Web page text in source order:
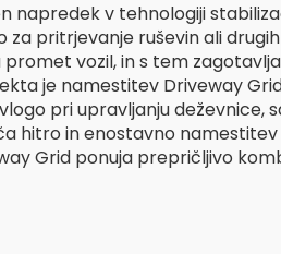
v tehnologiji
pritrjevanje ruševin ali
vozil, in s tem
je namestitev Driveway
pri upravljanju deževnice,
hitro in enostavno
Grid ponuja prepričljivo